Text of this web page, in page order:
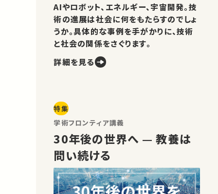
AIやロボット、エネルギー、宇宙開発。技
術の進展は社会に何をもたらすのでしょ
うか。具体的な事例を手がかりに、技術
と社会の関係をさぐります。
詳細を見る
特集
学術フロンティア講義
30年後の世界へ — 教養は
問い続ける